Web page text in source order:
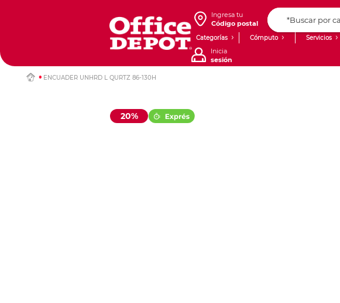
Ingresa tu
Código postal
Categorías Cómputo Servicios
Inicia
sesión
ENCUADER UNHRD L QURTZ 86-130H
20%